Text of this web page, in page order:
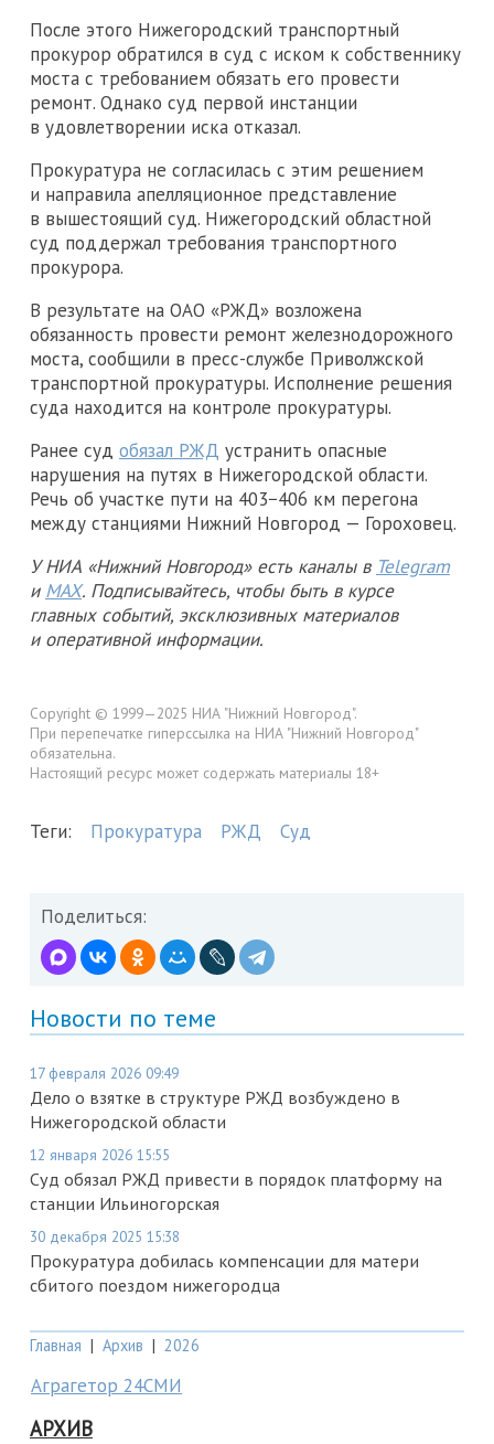
После этого Нижегородский транспортный
прокурор обратился в суд с иском к собственнику
моста с требованием обязать его провести
ремонт. Однако суд первой инстанции
в удовлетворении иска отказал.
Прокуратура не согласилась с этим решением
и направила апелляционное представление
в вышестоящий суд. Нижегородский областной
суд поддержал требования транспортного
прокурора.
В результате на ОАО «РЖД» возложена
обязанность провести ремонт железнодорожного
моста, сообщили в пресс-службе Приволжской
транспортной прокуратуры. Исполнение решения
суда находится на контроле прокуратуры.
Ранее суд обязал РЖД устранить опасные
нарушения на путях в Нижегородской области.
Речь об участке пути на 403−406 км перегона
между станциями Нижний Новгород — Гороховец.
У НИА «Нижний Новгород» есть каналы в Telegram
и MAX. Подписывайтесь, чтобы быть в курсе
главных событий, эксклюзивных материалов
и оперативной информации.
Copyright © 1999—2025 НИА "Нижний Новгород".
При перепечатке гиперссылка на НИА "Нижний Новгород"
обязательна.
Настоящий ресурс может содержать материалы 18+
Теги: Прокуратура РЖД Суд
Поделиться:
Новости по теме
17 февраля 2026 09:49
Дело о взятке в структуре РЖД возбуждено в
Нижегородской области
12 января 2026 15:55
Суд обязал РЖД привести в порядок платформу на
станции Ильиногорская
30 декабря 2025 15:38
Прокуратура добилась компенсации для матери
сбитого поездом нижегородца
Главная | Архив | 2026
Аграгетор 24СМИ
АРХИВ